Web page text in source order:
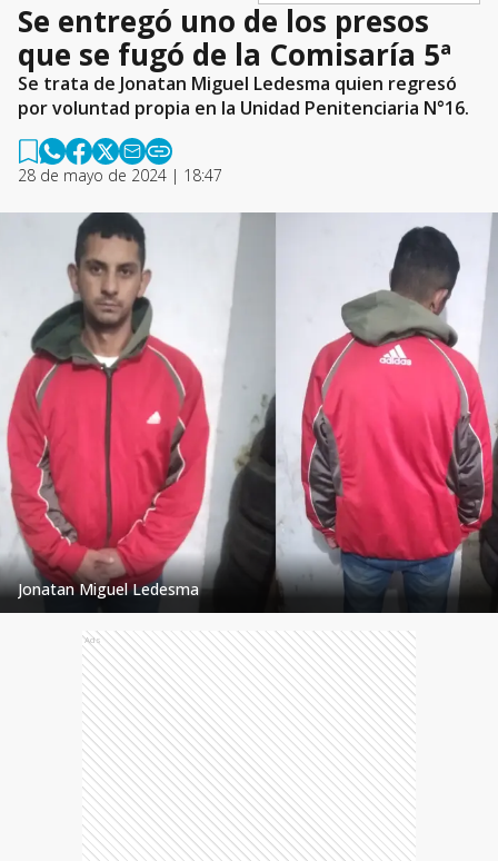
Se entregó uno de los presos
que se fugó de la Comisaría 5ª
Se trata de Jonatan Miguel Ledesma quien regresó
por voluntad propia en la Unidad Penitenciaria N°16.
28 de mayo de 2024 | 18:47
Jonatan Miguel Ledesma
Ads